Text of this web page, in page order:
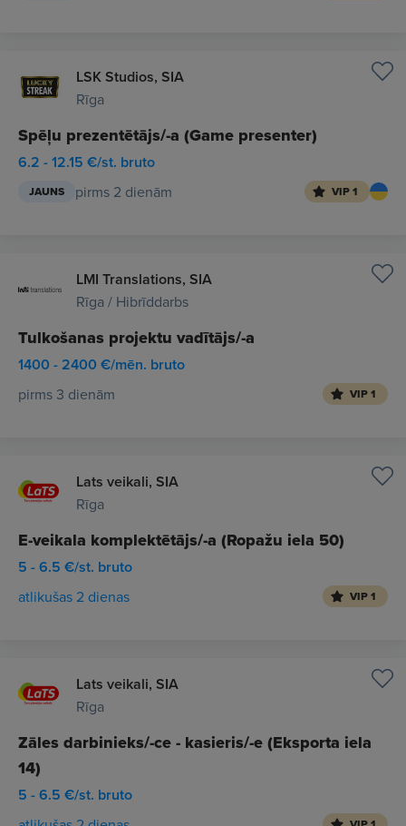
LSK Studios, SIA
Rīga
Spēļu prezentētājs/-a (Game presenter)
6.2 - 12.15 €/st. bruto
JAUNS pirms 2 dienām VIP 1
LMI Translations, SIA
Rīga / Hibrīddarbs
Tulkošanas projektu vadītājs/-a
1400 - 2400 €/mēn. bruto
pirms 3 dienām VIP 1
Lats veikali, SIA
Rīga
E-veikala komplektētājs/-a (Ropažu iela 50)
5 - 6.5 €/st. bruto
atlikušas 2 dienas VIP 1
Lats veikali, SIA
Rīga
Zāles darbinieks/-ce - kasieris/-e (Eksporta iela
14)
5 - 6.5 €/st. bruto